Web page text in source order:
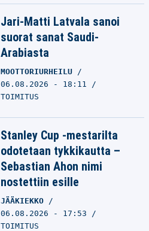
Jari-Matti Latvala sanoi
suorat sanat Saudi-
Arabiasta
MOOTTORIURHEILU
06.08.2026 - 18:11
TOIMITUS
Stanley Cup -mestarilta
odotetaan tykkikautta –
Sebastian Ahon nimi
nostettiin esille
JÄÄKIEKKO
06.08.2026 - 17:53
TOIMITUS